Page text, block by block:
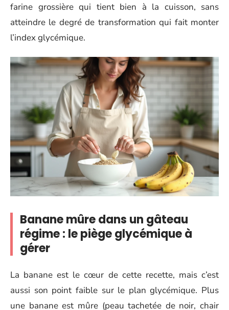
farine grossière qui tient bien à la cuisson, sans
atteindre le degré de transformation qui fait monter
l’index glycémique.
Banane mûre dans un gâteau
régime : le piège glycémique à
gérer
La banane est le cœur de cette recette, mais c’est
aussi son point faible sur le plan glycémique. Plus
une banane est mûre (peau tachetée de noir, chair